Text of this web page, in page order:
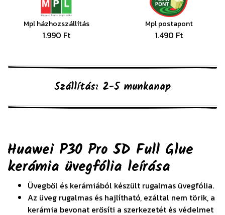
Mpl házhozszállítás
1.990 Ft
Mpl postapont
1.490 Ft
Szállítás: 2-5 munkanap
Huawei P30 Pro 5D Full Glue
kerámia üvegfólia leírása
Üvegből és kerámiából készült rugalmas üvegfólia.
Az üveg rugalmas és hajlítható, ezáltal nem törik, a
kerámia bevonat erősíti a szerkezetét és védelmet